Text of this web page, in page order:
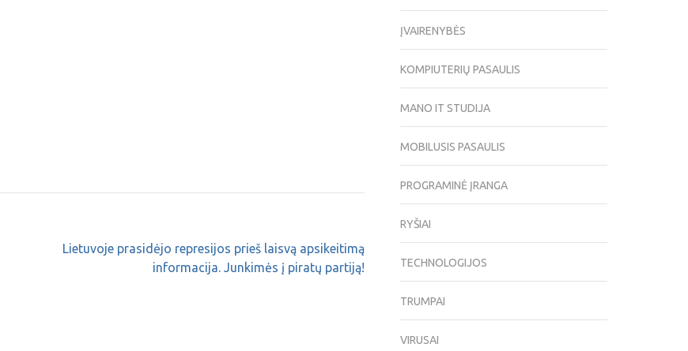
Lietuvoje prasidėjo represijos prieš laisvą apsikeitimą
informacija. Junkimės į piratų partiją!
ĮVAIRENYBĖS
KOMPIUTERIŲ PASAULIS
MANO IT STUDIJA
MOBILUSIS PASAULIS
PROGRAMINĖ ĮRANGA
RYŠIAI
TECHNOLOGIJOS
TRUMPAI
VIRUSAI